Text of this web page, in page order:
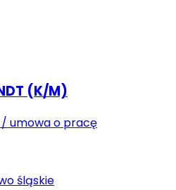
(K/M)
/ umowa o pracę
śląskie